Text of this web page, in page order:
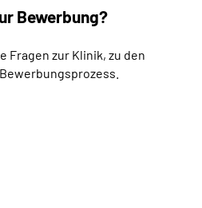
Bewerbung?
Fragen zur Klinik, zu den